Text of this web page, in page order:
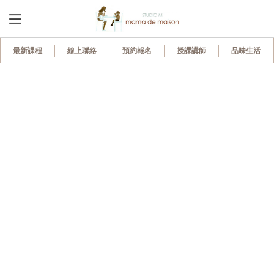
最新課程 線上聯絡 預約報名 授課講師 品味生活